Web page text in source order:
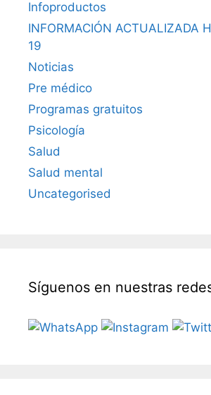
Infoproductos
INFORMACIÓN ACTUALIZADA
19
Noticias
Pre médico
Programas gratuitos
Psicología
Salud
Salud mental
Uncategorised
Síguenos en nuestras